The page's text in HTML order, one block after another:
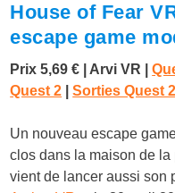
House of Fear
escape game
Prix 5,69 € | Arvi VR |
Quest 2
|Sorties Quest
Un nouveau escape
clos dans la maison de
vient de lancer aussi son